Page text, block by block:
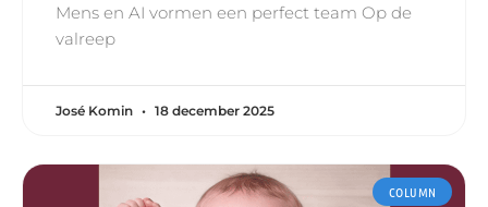
Mens en AI vormen een perfect team Op de
valreep
José Komin 18 december 2025
COLUMN